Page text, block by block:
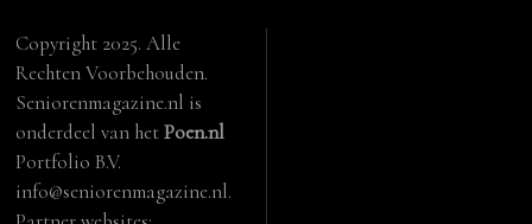
Copyright 2025. Alle
Rechten Voorbehouden.
Seniorenmagazine.nl is
onderdeel van hetPoen.nl
Portfolio B.V.
info@seniorenmagazine.nl.